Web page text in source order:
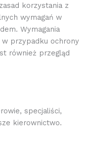
korzystania z
wymagań w
Wymagania
przypadku ochrony
również przegląd
specjaliści,
kierownictwo.